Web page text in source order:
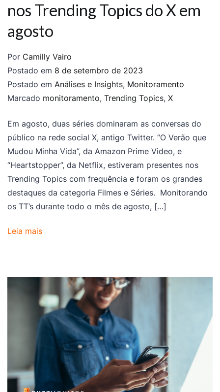
nos Trending Topics do X em
agosto
Por Camilly Vairo
Postado em 8 de setembro de 2023
Postado em Análises e Insights, Monitoramento
Marcado monitoramento, Trending Topics, X
Em agosto, duas séries dominaram as conversas do
público na rede social X, antigo Twitter. “O Verão que
Mudou Minha Vida”, da Amazon Prime Video, e
“Heartstopper”, da Netflix, estiveram presentes nos
Trending Topics com frequência e foram os grandes
destaques da categoria Filmes e Séries. Monitorando
os TT’s durante todo o mês de agosto, […]
Leia mais